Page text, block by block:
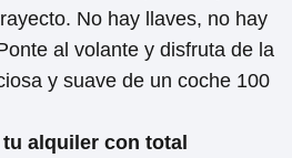
No hay llaves, no hay
al volante y disfruta de la
y suave de un coche 100
alquiler con total